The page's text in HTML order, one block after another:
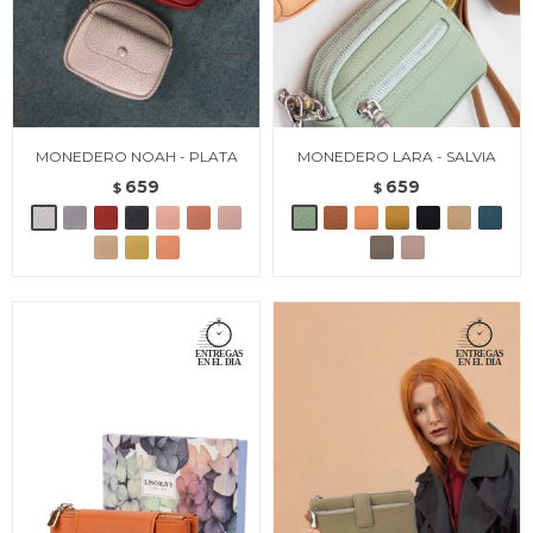
MONEDERO NOAH - PLATA
$ 659
MONEDERO LARA - SALVIA
$ 659